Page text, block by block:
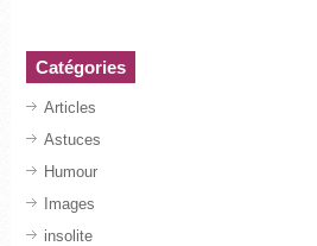
Catégories
Articles
Astuces
Humour
Images
insolite